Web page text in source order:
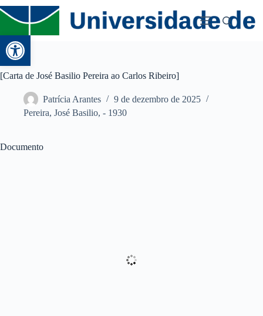
Abrir a barra de ferramentas
[Carta de José Basilio Pereira ao Carlos Ribeiro]
Patrícia Arantes
9 de dezembro de 2025
Pereira, José Basilio, - 1930
Documento